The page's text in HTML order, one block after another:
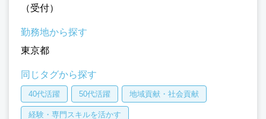
（受付）
勤務地から探す
東京都
同じタグから探す
40代活躍 50代活躍 地域貢献・社会貢献
経験・専門スキルを活かす